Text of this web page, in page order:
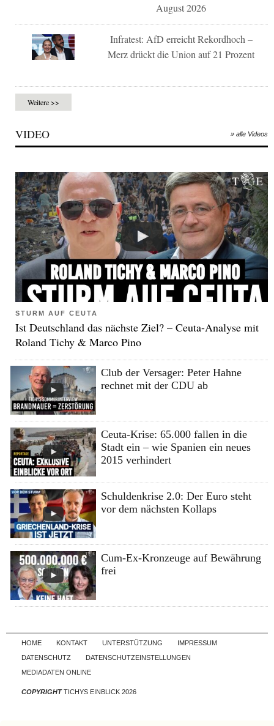
August 2026
Infratest: AfD erreicht Rekordhoch –
Merz drückt die Union auf 21 Prozent
Weitere >>
VIDEO » alle Videos
STURM AUF CEUTA
Ist Deutschland das nächste Ziel? – Ceuta-Analyse mit
Roland Tichy & Marco Pino
Club der Versager: Peter Hahne
rechnet mit der CDU ab
Ceuta-Krise: 65.000 fallen in die
Stadt ein – wie Spanien ein neues
2015 verhindert
Schuldenkrise 2.0: Der Euro steht
vor dem nächsten Kollaps
Cum-Ex-Kronzeuge auf Bewährung
frei
Skip to content
HOME KONTAKT UNTERSTÜTZUNG
IMPRESSUM
DATENSCHUTZ
DATENSCHUTZEINSTELLUNGEN
MEDIADATEN ONLINE
COPYRIGHTTICHYS EINBLICK 2026